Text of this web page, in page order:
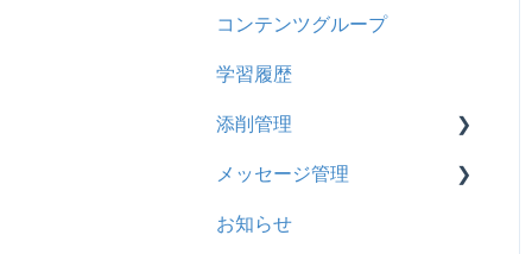
旧レイアウト
コース詳細設定の参考
ストレスチェック
CSVについて
ドキュメント
多言語表示
リンク
概要
問題について
ドリルについて
【問題・ドリル】の参考
ドリルスキンについて
コンテンツグループ
学習履歴
添削管理
概要
基本操作
メッセージ管理
基本操作
お知らせ